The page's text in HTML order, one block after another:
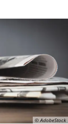
© AdobeStock